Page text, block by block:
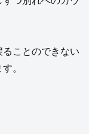
ことのできない
。